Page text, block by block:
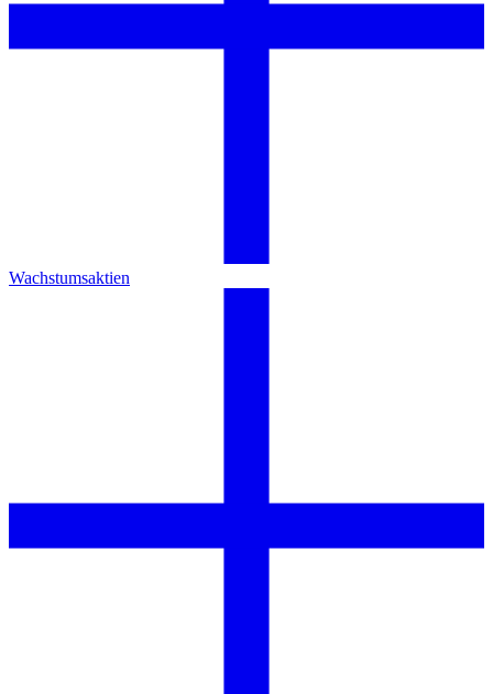
Wachstumsaktien